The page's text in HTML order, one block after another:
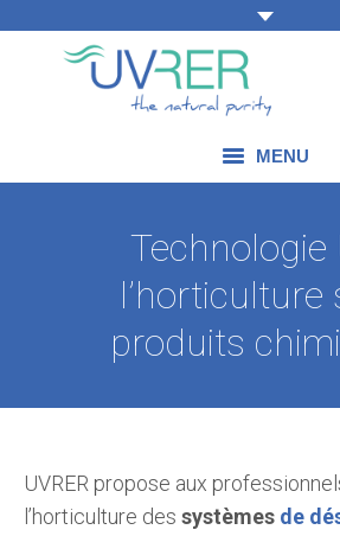
MENU
NOS DOMAINES
Technologie
l’horticulture
produits
UVRER propose aux
l’horticulture des systèmes de